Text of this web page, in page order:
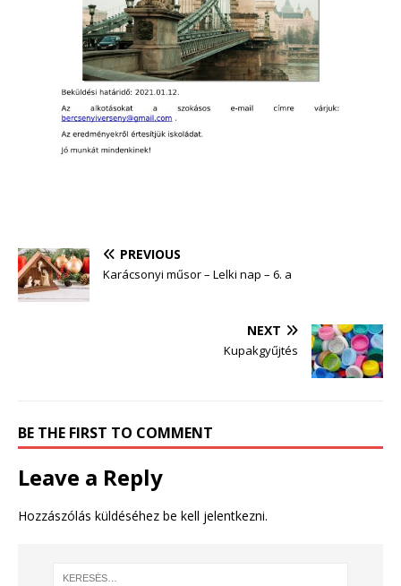
PREVIOUS
Karácsonyi műsor – Lelki nap – 6. a
NEXT
Kupakgyűjtés
BE THE FIRST TO COMMENT
Leave a Reply
Hozzászólás küldéséhez be kell jelentkezni.